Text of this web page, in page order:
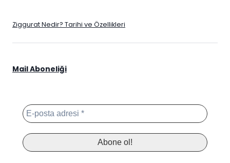
Ziggurat Nedir? Tarihi ve Özellikleri
Mail Aboneliği